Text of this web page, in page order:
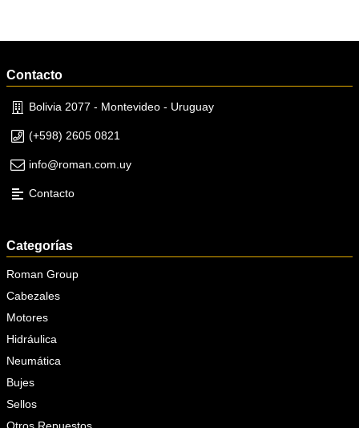
Contacto
Bolivia 2077 - Montevideo - Uruguay
(+598) 2605 0821
info@roman.com.uy
Contacto
Categorías
Roman Group
Cabezales
Motores
Hidráulica
Neumática
Bujes
Sellos
Otros Repuestos